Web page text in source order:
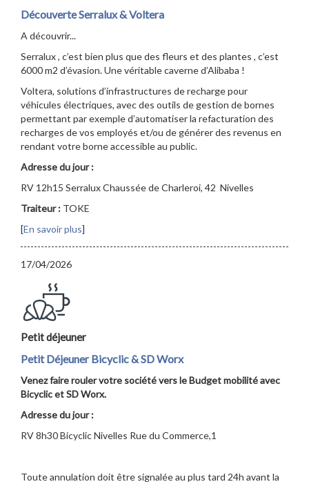
Découverte Serralux & Voltera
A découvrir...
Serralux , c’est bien plus que des fleurs et des plantes , c’est
6000 m2 d’évasion. Une véritable caverne d’Alibaba !
Voltera, solutions d’infrastructures de recharge pour
véhicules électriques, avec des outils de gestion de bornes
permettant par exemple d’automatiser la refacturation des
recharges de vos employés et/ou de générer des revenus en
rendant votre borne accessible au public.
Adresse du jour :
RV 12h15 Serralux Chaussée de Charleroi, 42 Nivelles
Traiteur : TOKE
[En savoir plus]
17/04/2026
Petit déjeuner
Petit Déjeuner Bicyclic & SD Worx
Venez faire rouler votre société vers le Budget mobilité avec
Bicyclic et SD Worx.
Adresse du jour :
RV 8h30 Bicyclic Nivelles Rue du Commerce,1
Toute annulation doit être signalée au plus tard 24h avant la